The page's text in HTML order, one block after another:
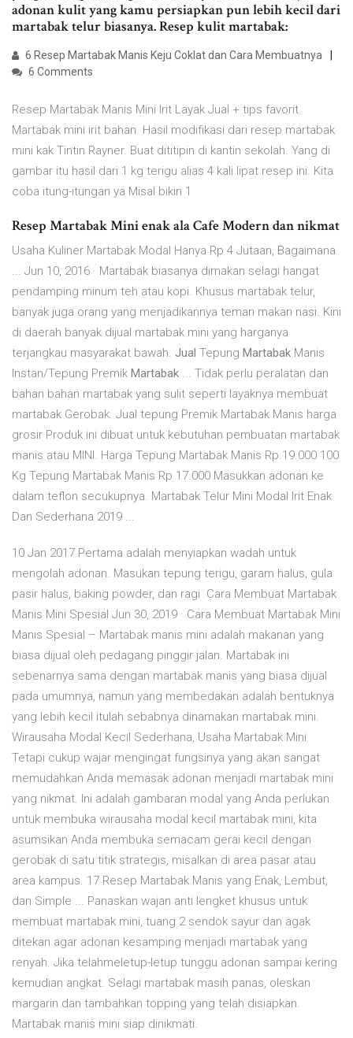
adonan kulit yang kamu persiapkan pun lebih kecil dari
martabak telur biasanya. Resep kulit martabak:
6 Resep Martabak Manis Keju Coklat dan Cara Membuatnya
6 Comments
Resep Martabak Manis Mini Irit Layak Jual + tips favorit.
Martabak mini irit bahan. Hasil modifikasi dari resep martabak
mini kak Tintin Rayner. Buat dititipin di kantin sekolah. Yang di
gambar itu hasil dari 1 kg terigu alias 4 kali lipat resep ini. Kita
coba itung-itungan ya Misal bikin 1
Resep Martabak Mini enak ala Cafe Modern dan nikmat
Usaha Kuliner Martabak Modal Hanya Rp 4 Jutaan, Bagaimana
... Jun 10, 2016 · Martabak biasanya dimakan selagi hangat
pendamping minum teh atau kopi. Khusus martabak telur,
banyak juga orang yang menjadikannya teman makan nasi. Kini
di daerah banyak dijual martabak mini yang harganya
terjangkau masyarakat bawah. Jual Tepung Martabak Manis
Instan/Tepung Premik Martabak ... Tidak perlu peralatan dan
bahan bahan martabak yang sulit seperti layaknya membuat
martabak Gerobak. Jual tepung Premik Martabak Manis harga
grosir Produk ini dibuat untuk kebutuhan pembuatan martabak
manis atau MINI. Harga Tepung Martabak Manis Rp.19.000 100
Kg Tepung Martabak Manis Rp 17.000 Masukkan adonan ke
dalam teflon secukupnya. Martabak Telur Mini Modal Irit Enak
Dan Sederhana 2019 ...
10 Jan 2017 Pertama adalah menyiapkan wadah untuk
mengolah adonan. Masukan tepung terigu, garam halus, gula
pasir halus, baking powder, dan ragi Cara Membuat Martabak
Manis Mini Spesial Jun 30, 2019 · Cara Membuat Martabak Mini
Manis Spesial – Martabak manis mini adalah makanan yang
biasa dijual oleh pedagang pinggir jalan. Martabak ini
sebenarnya sama dengan martabak manis yang biasa dijual
pada umumnya, namun yang membedakan adalah bentuknya
yang lebih kecil itulah sebabnya dinamakan martabak mini.
Wirausaha Modal Kecil Sederhana, Usaha Martabak Mini
Tetapi cukup wajar mengingat fungsinya yang akan sangat
memudahkan Anda memasak adonan menjadi martabak mini
yang nikmat. Ini adalah gambaran modal yang Anda perlukan
untuk membuka wirausaha modal kecil martabak mini, kita
asumsikan Anda membuka semacam gerai kecil dengan
gerobak di satu titik strategis, misalkan di area pasar atau
area kampus. 17 Resep Martabak Manis yang Enak, Lembut,
dan Simple ... Panaskan wajan anti lengket khusus untuk
membuat martabak mini, tuang 2 sendok sayur dan agak
ditekan agar adonan kesamping menjadi martabak yang
renyah. Jika telahmeletup-letup tunggu adonan sampai kering
kemudian angkat. Selagi martabak masih panas, oleskan
margarin dan tambahkan topping yang telah disiapkan.
Martabak manis mini siap dinikmati.